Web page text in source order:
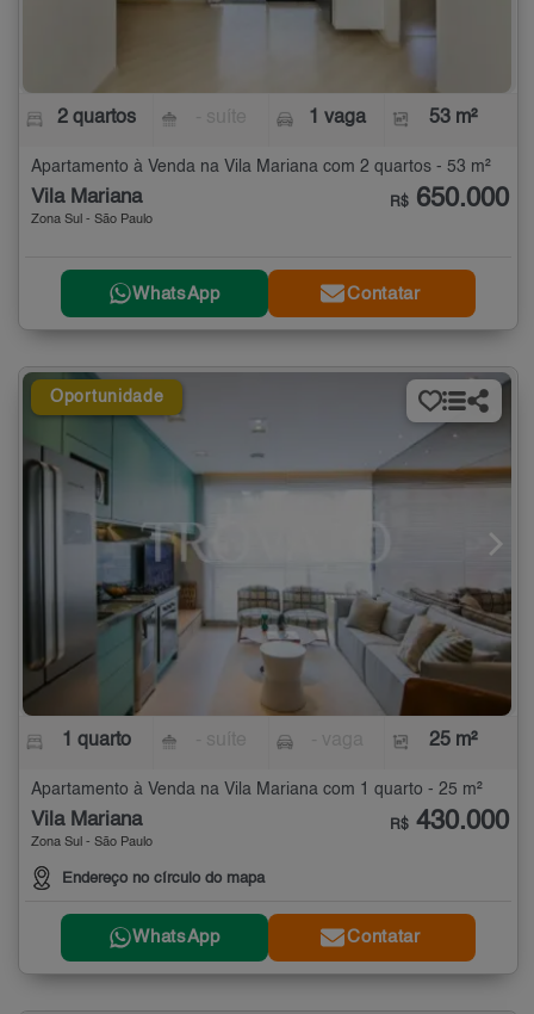
2 quartos 1 vaga 53 m²
Apartamento à Venda na Vila Mariana com 2 quartos - 53 m²
Vila Mariana
Zona Sul - São Paulo
R$ 650.000
WhatsApp Contatar
Oportunidade
1 quarto 25 m²
Apartamento à Venda na Vila Mariana com 1 quarto - 25 m²
Vila Mariana
Zona Sul - São Paulo
Endereço no círculo do mapa
R$ 430.000
WhatsApp Contatar